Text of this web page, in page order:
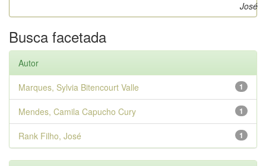
José
Busca facetada
Autor
1
Marques, Sylvia Bitencourt Valle
1
Mendes, Camila Capucho Cury
1
Rank Filho, José